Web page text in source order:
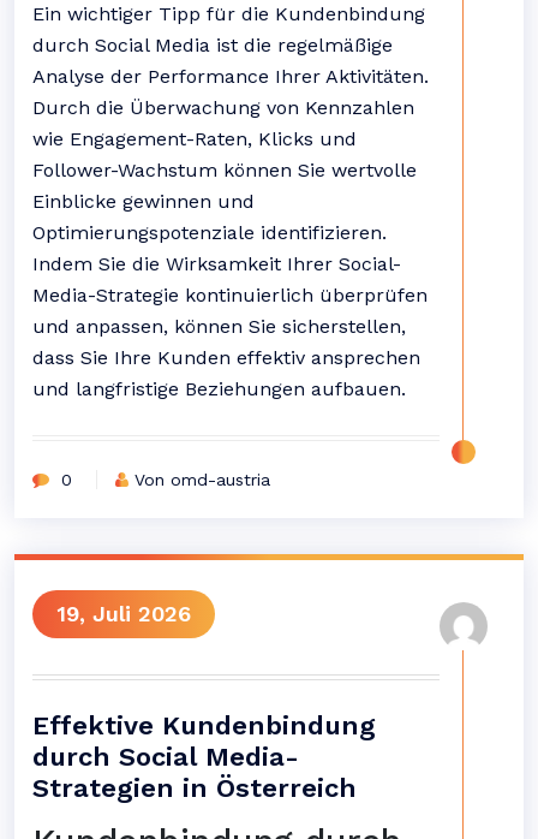
Ein wichtiger Tipp für die Kundenbindung
durch Social Media ist die regelmäßige
Analyse der Performance Ihrer Aktivitäten.
Durch die Überwachung von Kennzahlen
wie Engagement-Raten, Klicks und
Follower-Wachstum können Sie wertvolle
Einblicke gewinnen und
Optimierungspotenziale identifizieren.
Indem Sie die Wirksamkeit Ihrer Social-
Media-Strategie kontinuierlich überprüfen
und anpassen, können Sie sicherstellen,
dass Sie Ihre Kunden effektiv ansprechen
und langfristige Beziehungen aufbauen.
0 Von omd-austria
19, Juli 2026
Effektive Kundenbindung
durch Social Media-
Strategien in Österreich